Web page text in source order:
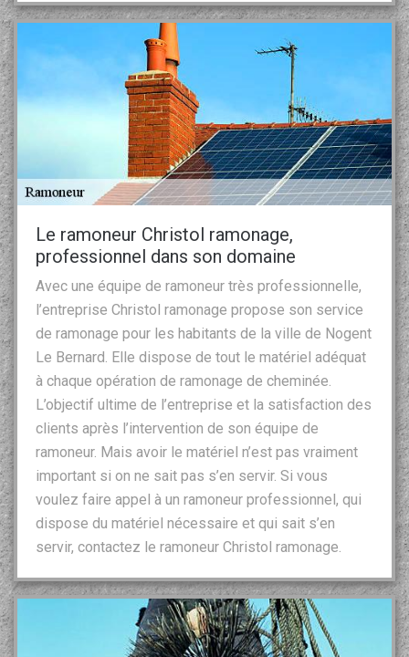
Le ramoneur Christol ramonage,
professionnel dans son domaine
Avec une équipe de ramoneur très professionnelle,
l’entreprise Christol ramonage propose son service
de ramonage pour les habitants de la ville de Nogent
Le Bernard. Elle dispose de tout le matériel adéquat
à chaque opération de ramonage de cheminée.
L’objectif ultime de l’entreprise et la satisfaction des
clients après l’intervention de son équipe de
ramoneur. Mais avoir le matériel n’est pas vraiment
important si on ne sait pas s’en servir. Si vous
voulez faire appel à un ramoneur professionnel, qui
dispose du matériel nécessaire et qui sait s’en
servir, contactez le ramoneur Christol ramonage.